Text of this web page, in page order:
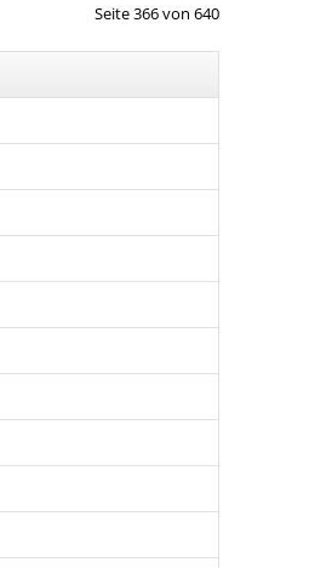
Seite 366 von 640